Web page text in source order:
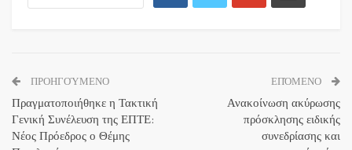
ΠΡΟΗΓΟΎΜΕΝΟ
Πραγματοποιήθηκε η Τακτική
Γενική Συνέλευση της ΕΠΤΕ:
Νέος Πρόεδρος ο Θέμης
ΕΠΌΜΕΝΟ
Ανακοίνωση ακύρωσης
πρόσκλησης ειδικής
συνεδρίασης και